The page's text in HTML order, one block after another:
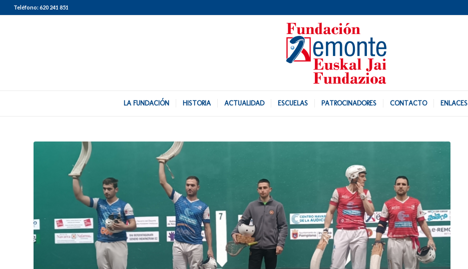
Teléfono:620 241 851
LA FUNDACIÓN HISTORIA ACTUALIDAD ESCUELAS PATROCINADORES CONTACTO ENLACES